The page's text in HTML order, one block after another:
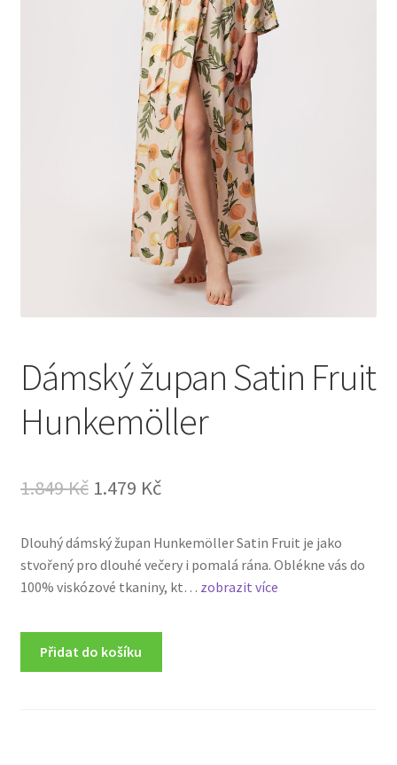
Dámský župan Satin Fruit
Hunkemöller
1.849Kč Original
was:
1.849 Kč.
1.479 KčCurrent
is:
1.479 Kč.
Dlouhý dámský župan Hunkemöller Satin Fruit je jako
stvořený pro dlouhé večery i pomalá rána. Oblékne vás do
100% viskózové tkaniny, kt… zobrazit více
Přidat do košíku